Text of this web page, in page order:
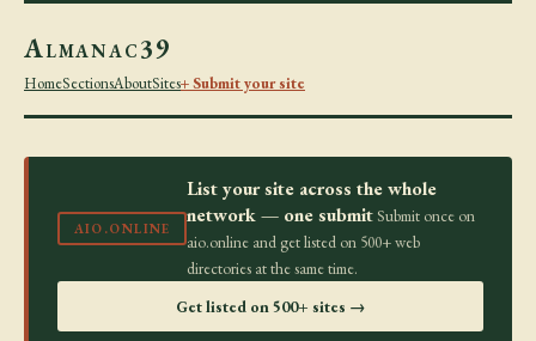
Almanac39
HomeSectionsAboutSites+ Submit your site
AIO.ONLINE
List your site across the whole
network — one submit Submit once on
aio.online and get listed on 500+ web
directories at the same time.
Get listed on 500+ sites →